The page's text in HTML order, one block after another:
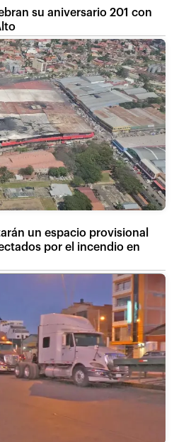
su aniversario 201 con
un espacio provisional
por el incendio en